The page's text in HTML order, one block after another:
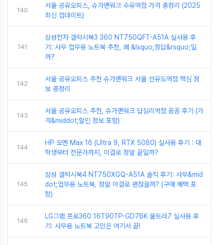
140
서울 공유오피스, 슈가맨워크 수유역점 가격 총정리 (2025
최신 업데이트)
141
삼성전자 갤럭시북3 360 NT750QFT-A51A 실사용 후
기: 사무 업무용 노트북 추천, 왜 &lsquo;정답&rsquo;일
까?
142
서울 공유오피스 추천 슈가맨워크 서울 선유도역점 핵심 정
보 총정리
143
서울 공유오피스 추천, 슈가맨워크 답십리역점 꼼꼼 후기 (가
격&middot;할인 정보 포함)
144
HP 오멘 Max 16 (Ultra 9, RTX 5080) 실사용 후기 : 대
학생부터 전문가까지, 이걸로 정말 끝일까?
145
삼성 갤럭시북4 NT750XGQ-A51A 솔직 후기: 사무&mid
dot;업무용 노트북, 정말 이걸로 괜찮을까? (구매 혜택 포
함)
146
LG그램 프로360 16T90TP-GD7BK 울트라7 실사용 후
기: 사무용 노트북 고민은 여기서 끝!